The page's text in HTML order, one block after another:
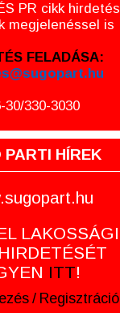
PR cikk hirdetés
megjelenéssel is
FELADÁSA:
30/330-3030
PARTI HÍREK
LAKOSSÁGI
ITT!
/ Regisztráció